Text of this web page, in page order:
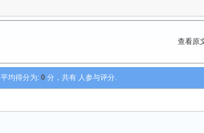
查看原
平均得分为: 0 分，共有 人参与评分.